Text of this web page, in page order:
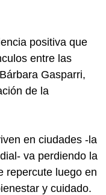
positiva que
entre las
Gasparri,
de la
en ciudades -la
va perdiendo la
repercute luego en
y cuidado.